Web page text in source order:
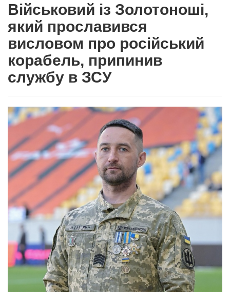
Військовий із Золотоноші,
який прославився
висловом про російський
корабель, припинив
службу в ЗСУ